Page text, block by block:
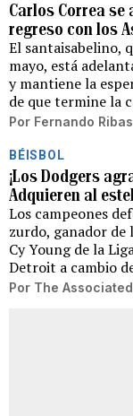
Carlos Correa se
regreso con los
El santaisabelino,
mayo, está
y mantiene la
de que termine la
Por Fernando
BÉISBOL
¡Los Dodgers
Adquieren al
Los campeones
zurdo, ganador
Cy Young de la
Detroit a cambio
Por The